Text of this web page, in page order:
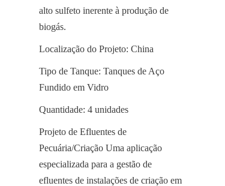
alto sulfeto inerente à produção de
biogás.
Localização do Projeto: China
Tipo de Tanque: Tanques de Aço
Fundido em Vidro
Quantidade: 4 unidades
Projeto de Efluentes de
Pecuária/Criação Uma aplicação
especializada para a gestão de
efluentes de instalações de criação em